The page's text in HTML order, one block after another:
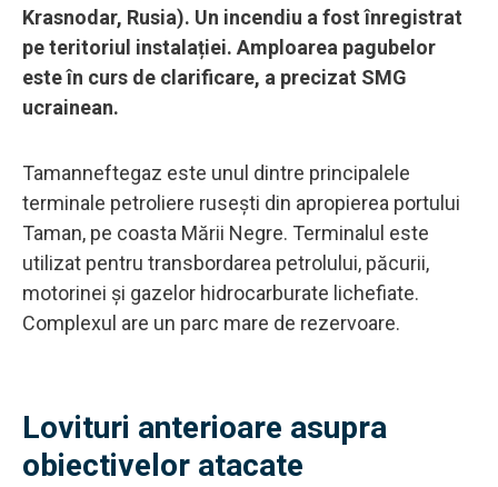
Krasnodar, Rusia). Un incendiu a fost înregistrat
pe teritoriul instalației. Amploarea pagubelor
este în curs de clarificare, a precizat SMG
ucrainean.
Tamanneftegaz este unul dintre principalele
terminale petroliere rusești din apropierea portului
Taman, pe coasta Mării Negre. Terminalul este
utilizat pentru transbordarea petrolului, păcurii,
motorinei și gazelor hidrocarburate lichefiate.
Complexul are un parc mare de rezervoare.
Lovituri anterioare asupra
obiectivelor atacate